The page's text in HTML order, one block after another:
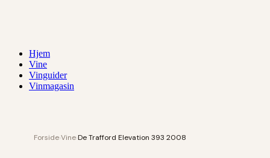
Hjem
Vine
Vinguider
Vinmagasin
ForsideVineDe Trafford Elevation 393 2008